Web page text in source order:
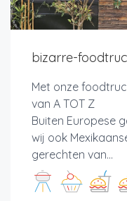
bizarre-
Met onze
van A TOT Z
Buiten Europese
wij ook
gerechten van...